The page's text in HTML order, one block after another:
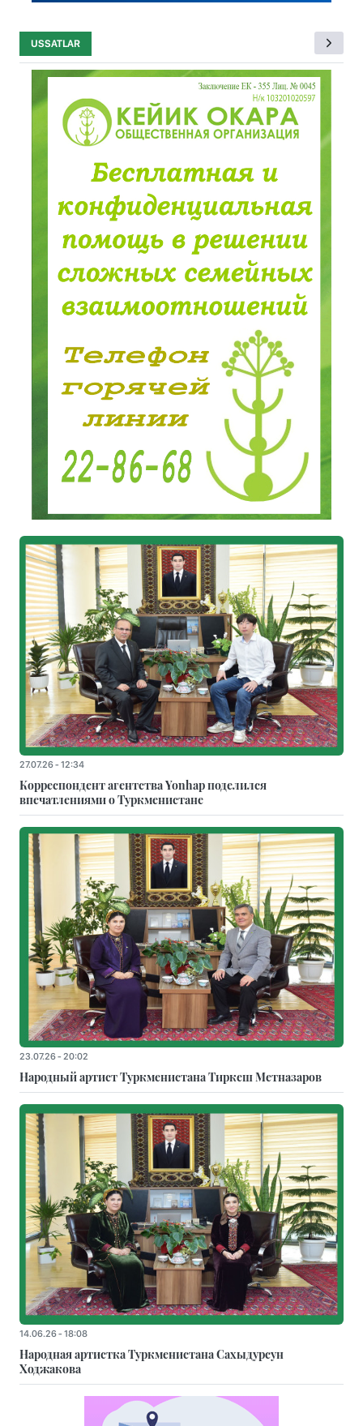
USSATLAR
27.07.26 - 12:34
Корреспондент агентства Yonhap поделился
впечатлениями о Туркменистане
23.07.26 - 20:02
Народный артист Туркменистана Тиркеш Мeтназаров
14.06.26 - 18:08
Народная артистка Туркменистана Сахыдурсун
Ходжакова